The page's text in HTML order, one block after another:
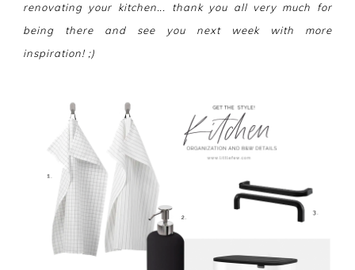
renovating your kitchen... thank you all very much for
being there and see you next week with more
inspiration! ;)